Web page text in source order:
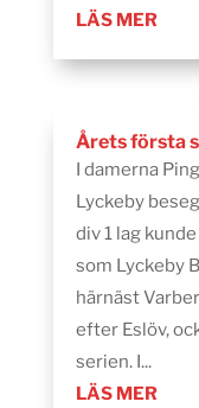
LÄS MER
Årets första
I damerna
Lyckeby
div 1 lag
som Lyckeby
härnäst
efter Eslöv,
serien. I...
LÄS MER